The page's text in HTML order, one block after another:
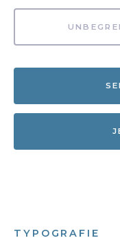
TYPOGRAFIE